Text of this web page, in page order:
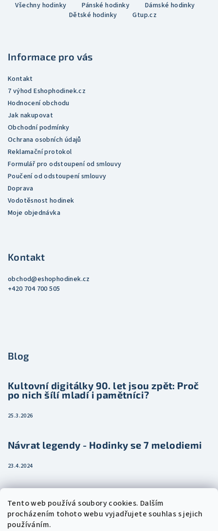
Tento web používá soubory cookies. Dalším
procházením tohoto webu vyjadřujete souhlas s jejich
používáním.
hvězdiček.
Všechny hodinky Pánské hodinky
Dámské hodinky
Dětské hodinky
Gtup.cz
Informace pro vás
Kontakt
7 výhod Eshophodinek.cz
Hodnocení obchodu
Jak nakupovat
Obchodní podmínky
Ochrana osobních údajů
Reklamační protokol
Formulář pro odstoupení od smlouvy
Poučení od odstoupení smlouvy
Doprava
Vodotěsnost hodinek
Moje objednávka
Kontakt
obchod@eshophodinek.cz
+420 704 700 505
Blog
Kultovní digitálky 90. let jsou zpět: Proč
po nich šílí mladí i pamětníci?
25.3.2026
Návrat legendy - Hodinky se 7 melodiemi
23.4.2024
jako dárek
15.2.2024